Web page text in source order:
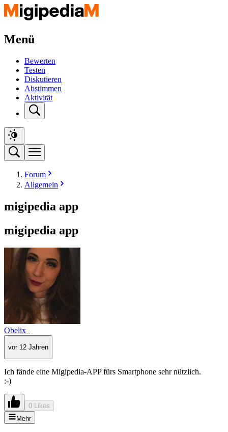
Menü
Bewerten
Testen
Diskutieren
Abstimmen
Aktivität
Forum
Allgemein
migipedia app
migipedia app
Obelix_
vor 12 Jahren
Ich fände eine Migipedia-APP fürs Smartphone sehr nützlich.
:-)
0 Likes
Mehr